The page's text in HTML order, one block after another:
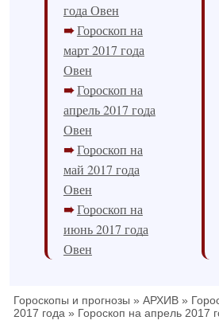
года Овен
Гороскоп на
март 2017 года
Овен
Гороскоп на
апрель 2017 года
Овен
Гороскоп на
май 2017 года
Овен
Гороскоп на
июнь 2017 года
Овен
Гороскопы и прогнозы » АРХИВ »
2017 года » Гороскоп на апрель 2017